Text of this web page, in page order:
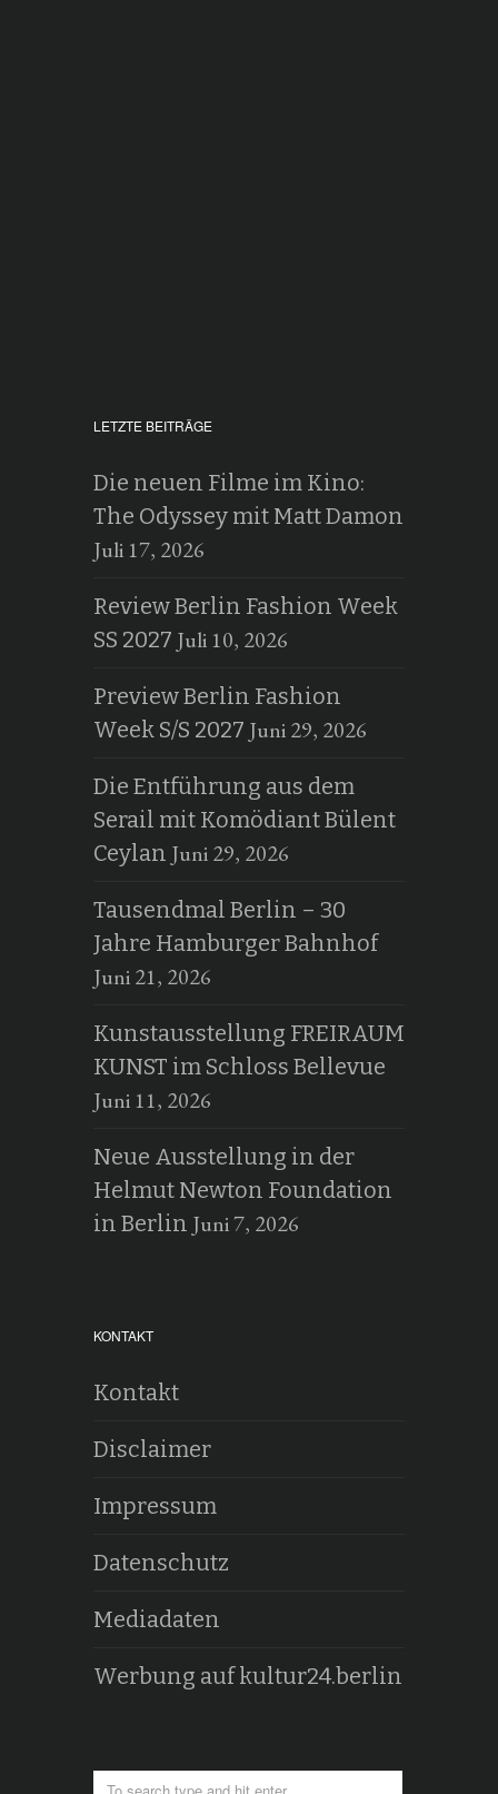
LETZTE BEITRÄGE
Die neuen Filme im Kino:
The Odyssey mit Matt Damon
Juli 17, 2026
Review Berlin Fashion Week
SS 2027 Juli 10, 2026
Preview Berlin Fashion
Week S/S 2027 Juni 29, 2026
Die Entführung aus dem
Serail mit Komödiant Bülent
Ceylan Juni 29, 2026
Tausendmal Berlin – 30
Jahre Hamburger Bahnhof
Juni 21, 2026
Kunstausstellung FREIRAUM
KUNST im Schloss Bellevue
Juni 11, 2026
Neue Ausstellung in der
Helmut Newton Foundation
in Berlin Juni 7, 2026
KONTAKT
Kontakt
Disclaimer
Impressum
Datenschutz
Mediadaten
Werbung auf kultur24.berlin